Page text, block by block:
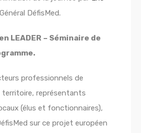
DéfisMed.
LEADER – Séminaire de
professionnels de
territoire, représentants
(élus et fonctionnaires),
sur ce projet européen